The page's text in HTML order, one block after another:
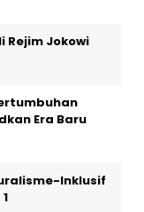
Rejim Jokowi
Era Baru
Inklusif